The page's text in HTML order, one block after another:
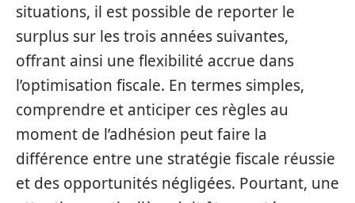
situations, il est possible de reporter le
surplus sur les trois années suivantes,
offrant ainsi une flexibilité accrue dans
l’optimisation fiscale. En termes simples,
comprendre et anticiper ces règles au
moment de l’adhésion peut faire la
différence entre une stratégie fiscale réussie
et des opportunités négligées. Pourtant, une